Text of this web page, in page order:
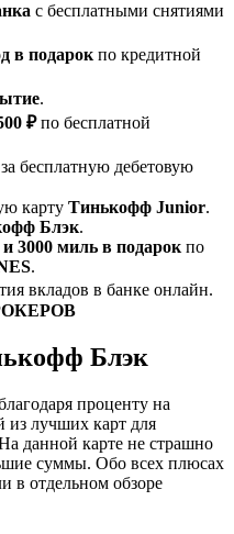
с бесплатными снятиями
в подарок по кредитной
.
₽по бесплатной
бесплатную дебетовую
карту Тинькофф Junior.
Блэк.
3000 миль в подарок по
.
вкладов в банке онлайн.
Блэк
проценту на
из лучших карт для
данной карте не страшно
суммы. Обо всех плюсах
в отдельном обзоре